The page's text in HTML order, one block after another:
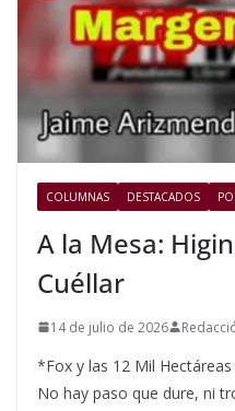
COLUMNAS DESTACADOS
A la Mesa:
Cuéllar
14 de julio de 2026
*Fox y las 12 Mil
No hay paso que dure, ni